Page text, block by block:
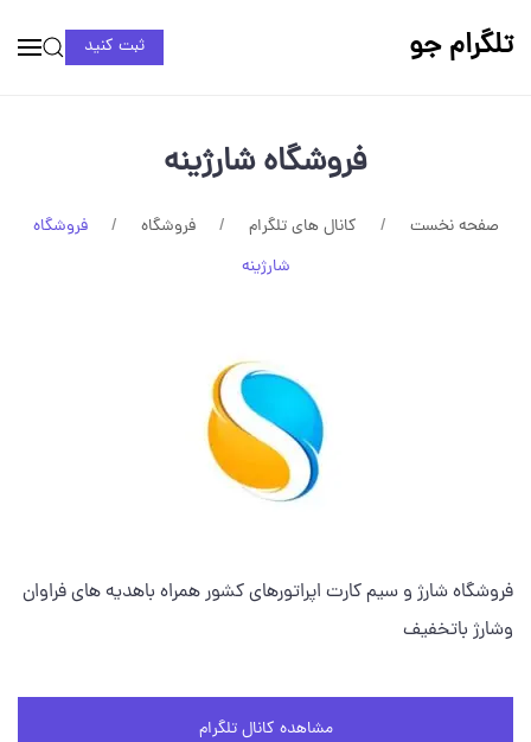
تلگرام جو ثبت کنید
فروشگاه شارژینه
صفحه نخست کانال های تلگرام فروشگاه
فروشگاه
شارژینه
فروشگاه شارژ و سیم کارت اپراتورهای کشور همراه باهدیه های فراوان
وشارژ باتخفیف
مشاهده کانال تلگرام